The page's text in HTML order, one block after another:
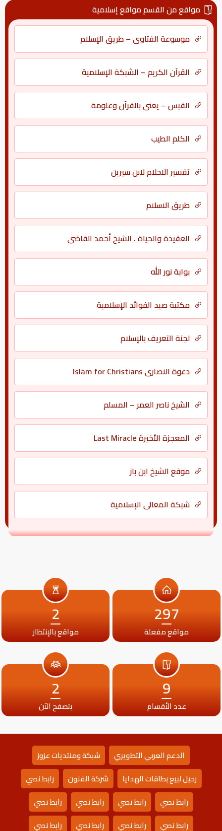
مواقع من القسم مواقع إسلامية
موسوعة الفتاوى – طريق الإسلام
القرآن الكريم – الشبكة الإسلامية
القبس – يعني بالقرآن وعلومة
الكلم الطيب
تفسير الاحلام لابن سيرين
طريق الاسلام
العقيدة والحياة . الشيخ أحمد القاضي
بوابة نور الله
مكتبة صيد الفوائد الإسلامية
لجنة التعريف بالإسلام
دعوة النصارى Islam for Christians
الشيخ ناصر العمر – المسلم
المعجزة الأخيرة Last Miracle
موقع الشيخ ابن باز
شبكة المعالي الإسلامية
297
مواقع مفعلة
2
مواقع بالإنتظار
9
عدد الأقسام
2
يتصفح الآن
الدعم العربي التطويري
شبكة ومنتديات عزوز
رحيل لبيع بطاقات الهدايا
شركة الفنون
رابط نصي
رابط نصي
رابط نصي رابط نصي
رابط نصي
رابط نصي
رابط نصي رابط نصي رابط نصي